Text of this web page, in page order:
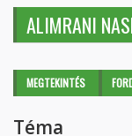
ALIMRANI
Elsődleges
MEGTEKINTÉS (AKTÍV
Téma